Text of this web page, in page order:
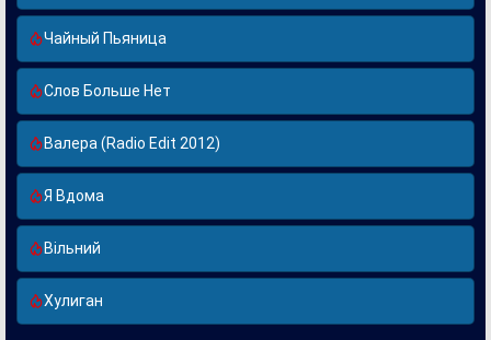
Чайный Пьяница
Слов Больше Нет
Валера (Radio Edit 2012)
Я Вдома
Вільний
Хулиган